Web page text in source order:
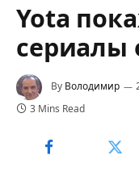
Yota
сериалы
By Володимир
3 Mins Read